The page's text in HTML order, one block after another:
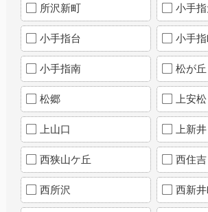
所沢新町 小手
小手指台 小手
小手指南 松が丘
松郷 上安松
上山口 上新井
西狭山ケ丘 西住吉
西所沢 西新